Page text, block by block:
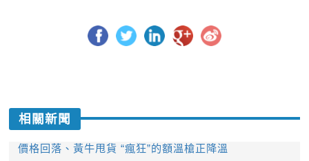
相關新聞
價格回落、黃牛甩貨 “瘋狂”的額溫槍正降溫